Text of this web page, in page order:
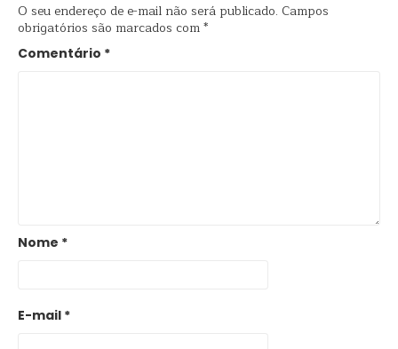
O seu endereço de e-mail não será publicado. Campos
obrigatórios são marcados com*
Comentário *
Nome *
E-mail *